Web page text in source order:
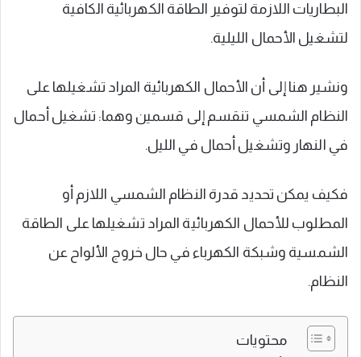
البطاريات اللازمة لتوفير الطاقة الكهربائية الكافية
لتشغيل الأحمال الليلية.
ونشير هنا إلى أن الأحمال الكهربائية المراد تشغيلها على
النظام الشمسي تنقسم إلى قسمين وهما: تشغيل أحمال
في النهار وتشغيل أحمال في الليل.
فكيف يمكن تحديد قدرة النظام الشمسي اللازم أو
المطلوب للأحمال الكهربائية المراد تشغيلها على الطاقة
الشمسية وشبكة الكهرباء في حال خروج الألواح عن
النظام.
محتويات